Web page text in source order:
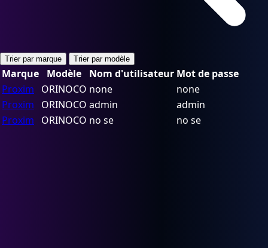
Trier par marque Trier par modèle
Marque Modèle Nom d'utilisateur Mot de passe
Proxim
ORINOCO none
none
Proxim
ORINOCO admin
admin
Proxim
ORINOCO no se no se